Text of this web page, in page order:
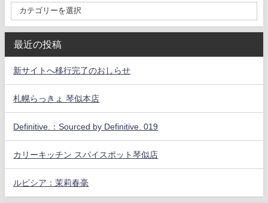
最近の投稿
新サイトへ移行完了のおしらせ
札幌らっきょ 琴似本店
Definitive.：Sourced by Definitive. 019
カリーキッチン スパイスポット琴似店
ルピシア：茉莉春毫